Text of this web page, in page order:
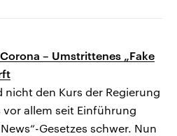
– Umstrittenes „Fake
nicht den Kurs der Regierung
allem seit Einführung
Gesetzes schwer. Nun